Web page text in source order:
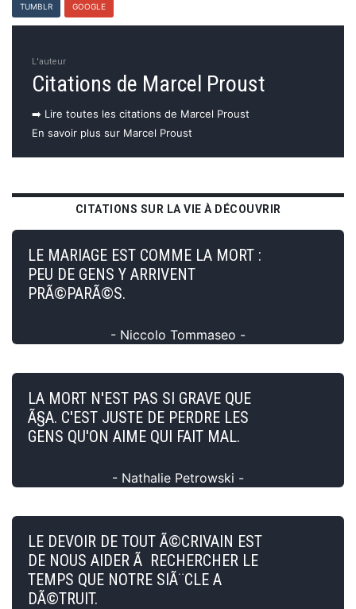
TUMBLR GOOGLE
L'auteur
Citations de Marcel Proust
➡️ Lire toutes les citations de Marcel Proust
En savoir plus sur Marcel Proust
CITATIONS SUR LA VIE À DÉCOUVRIR
LE MARIAGE EST COMME LA MORT :
PEU DE GENS Y ARRIVENT
PRÃ©PARÃ©S.
- Niccolo Tommaseo -
LA MORT N'EST PAS SI GRAVE QUE
Ã§A. C'EST JUSTE DE PERDRE LES
GENS QU'ON AIME QUI FAIT MAL.
- Nathalie Petrowski -
LE DEVOIR DE TOUT Ã©CRIVAIN EST
DE NOUS AIDER Ã RECHERCHER LE
TEMPS QUE NOTRE SIÃ¨CLE A
DÃ©TRUIT.